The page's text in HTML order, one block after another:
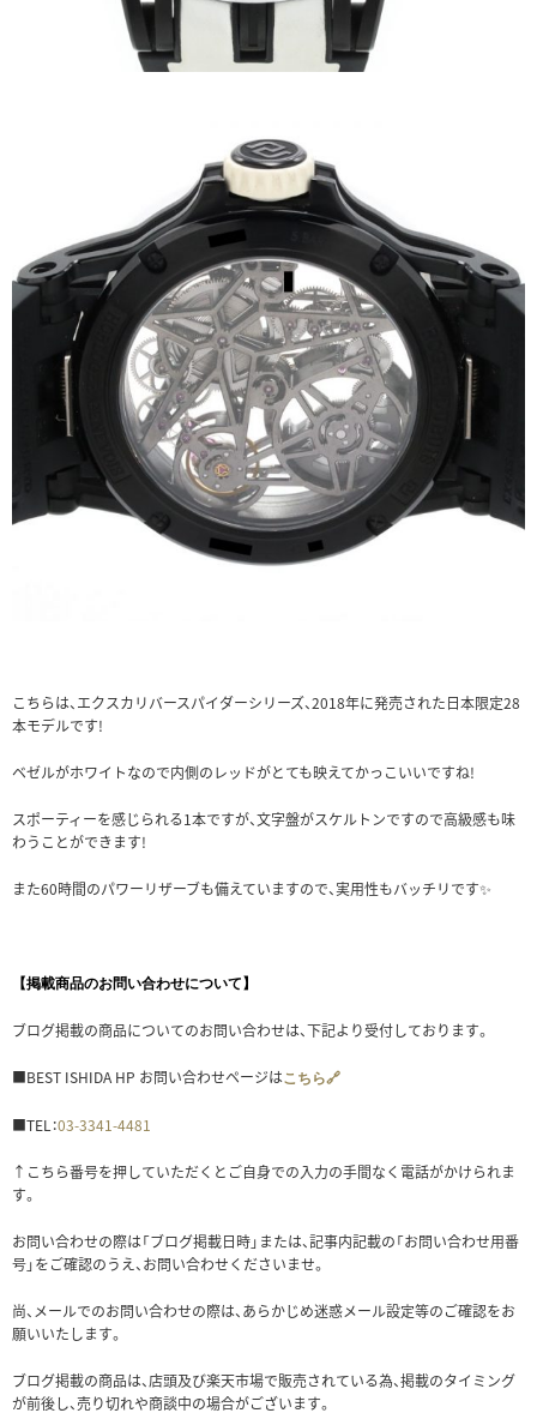
こちらは、エクスカリバースパイダーシリーズ、2018年に発売された日本限定28
本モデルです!
ベゼルがホワイトなので内側のレッドがとても映えてかっこいいですね!
スポーティーを感じられる1本ですが、文字盤がスケルトンですので高級感も味
わうことができます!
また60時間のパワーリザーブも備えていますので、実用性もバッチリです✨
【掲載商品のお問い合わせについて】
ブログ掲載の商品についてのお問い合わせは、下記より受付しております。
■BEST ISHIDA HP お問い合わせページはこちら🔗
■TEL：03-3341-4481
↑こちら番号を押していただくとご自身での入力の手間なく電話がかけられま
す。
お問い合わせの際は「ブログ掲載日時」または、記事内記載の「お問い合わせ用番
号」をご確認のうえ、お問い合わせくださいませ。
尚、メールでのお問い合わせの際は、あらかじめ迷惑メール設定等のご確認をお
願いいたします。
ブログ掲載の商品は、店頭及び楽天市場で販売されている為、掲載のタイミング
が前後し、売り切れや商談中の場合がございます。